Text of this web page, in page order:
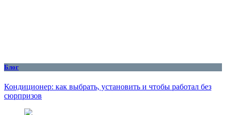
Блог
Кондиционер: как выбрать, установить и чтобы работал без
сюрпризов